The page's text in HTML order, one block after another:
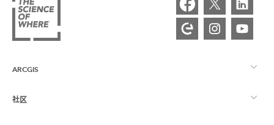
ARCGIS
ArcGIS 概览
社区